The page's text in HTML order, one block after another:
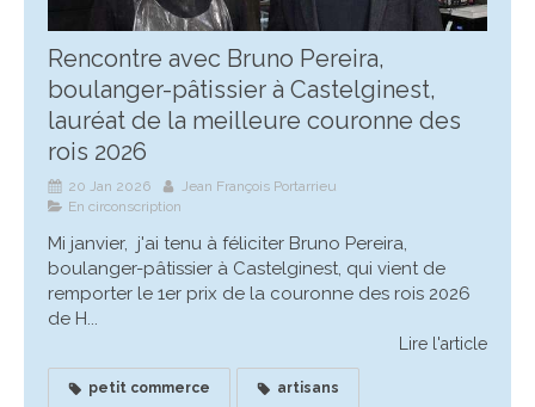
Rencontre avec Bruno Pereira,
boulanger-pâtissier à Castelginest,
lauréat de la meilleure couronne des
rois 2026
20 Jan 2026
Jean François Portarrieu
En circonscription
Mi janvier, j'ai tenu à féliciter Bruno Pereira,
boulanger-pâtissier à Castelginest, qui vient de
remporter le 1er prix de la couronne des rois 2026
de H...
Lire l'article
petit commerce artisans